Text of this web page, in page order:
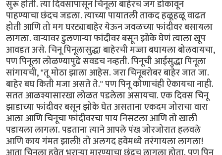
सुरू होती. त्या दिवसापासून चिनूला बाहेरचं जग डोकावून
पाहण्याचा छंदच जडला. त्याच्या पायातली ताकद हळूहळू वाढत
होती आणि तो मग घरट्याबाहेर येऊन जवळच्या फांदीवर बसायला
लागला. वार्‍यावर डुलणार्‍या फांदीवर बसून झोके घेणं त्याला खूप
आवडत असे. चिनू पिनूलासुद्धा बाहेरची मज्जा बघायला बोलवायचा,
पण पिनूला लोळण्यापुढे सवडच नव्हती. पिनूची आईसुद्धा पिनूला
सांगायची, "तू मोठा झाला आहेस. जरा चिनूबरोबर बाहेर जात जा.
बाहेर बघ किती मजा असते ते." पण पिनू कोणाचंही ऐकायचा नाही.
सतत आळश्यासारखा लोळत पडलेला असायचा. एक दिवस चिनू
झाडाच्या फांदीवर बसून झोके घेत असताना एकदम जोराचा वारा
आला आणि चिनूचा फांदीवरचा पाय निसटला आणि तो खाली
पडायला लागला. पडताना त्याने आपले पंख जोरजोरात हलवले
आणि काय गंमत झाली! तो अलगद हवेमध्ये तरंगायला लागला!